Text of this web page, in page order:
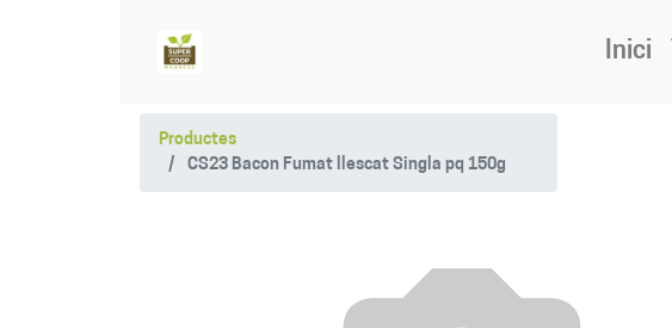
Inici
Productes
CS23 Bacon Fumat llescat Singla pq 150g